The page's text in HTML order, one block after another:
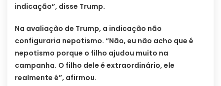
indicação”, disse Trump.
Na avaliação de Trump, a indicação não
configuraria nepotismo. “Não, eu não acho que é
nepotismo porque o filho ajudou muito na
campanha. O filho dele é extraordinário, ele
realmente é”, afirmou.